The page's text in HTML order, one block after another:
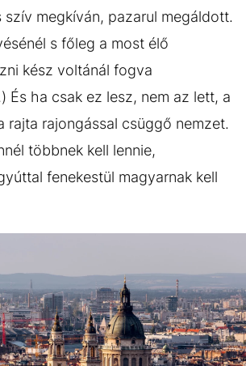
szív megkíván, pazarul megáldott.
s főleg a most élő
kész voltánál fogva
ha csak ez lesz, nem az lett, a
rajta rajongással csüggő nemzet.
többnek kell lennie,
fenekestül magyarnak kell